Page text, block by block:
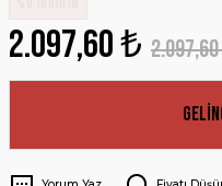
2.097,60 ₺